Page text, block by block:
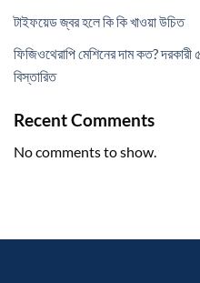
টাইফয়েড জ্বর হলে কি কি খাওয়া উচিত
ফিজিওথেরাপি মেশিনের দাম কত? দরকারী
বিস্তারিত
Recent Comments
No comments to show.